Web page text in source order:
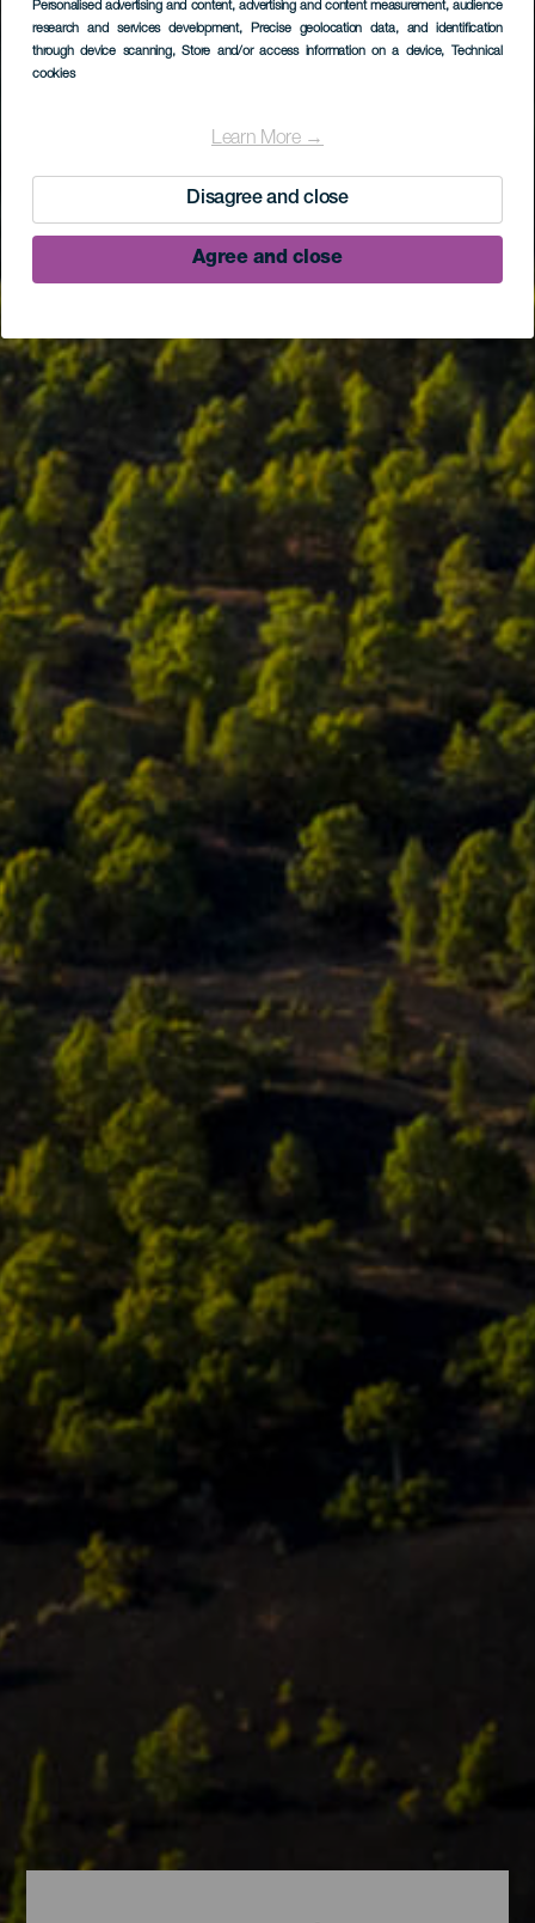
Personalised advertising and content, advertising and content measurement, audience
research and services development, Precise geolocation data, and identification
through device scanning, Store and/or access information on a device, Technical
cookies
Learn More →
Disagree and close
Agree and close